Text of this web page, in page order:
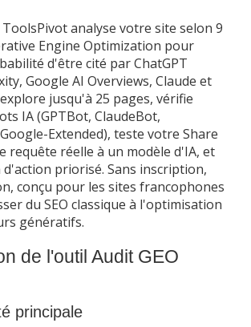
ToolsPivot analyse votre site selon 9
Engine Optimization pour
d'être cité par ChatGPT
Google AI Overviews, Claude et
jusqu'à 25 pages, vérifie
IA (GPTBot, ClaudeBot,
Extended), teste votre Share
requête réelle à un modèle d'IA, et
priorisé. Sans inscription,
conçu pour les sites francophones
du SEO classique à l'optimisation
génératifs.
de l'outil Audit GEO
principale